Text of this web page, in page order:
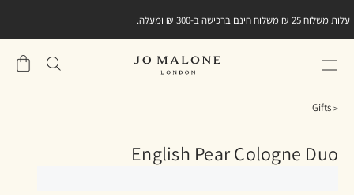
עלות משלוח 25 ₪ משלוח חינם ברכישה ב-300 ₪ ומעלה.
שֶׁלִי
Gifts
English Pear Cologne Duo